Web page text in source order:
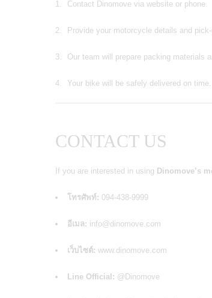
Contact Dinomove via website or phone.
Provide your motorcycle details and
Our team will prepare packing materials
Your bike will be safely delivered on time.
CONTACT US
If you are interested in using Dinomove’s
โทรศัพท์: 094-438-9999
อีเมล: info@dinomove.com
เว็บไซต์: www.dinomove.com
Line Official: @Dinomove